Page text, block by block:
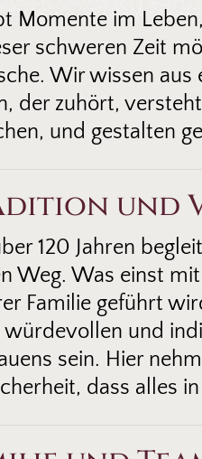
Momente im
schweren Zeit
Wir wissen aus
der zuhört,
und gestalten
und
120 Jahren
Weg. Was einst
Familie geführt
würdevollen und
sein. Hier
dass alles